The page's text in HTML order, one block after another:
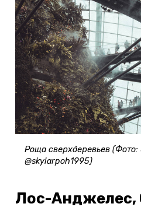
Роща сверхдеревьев
@skylarpoh1995)
Лос-